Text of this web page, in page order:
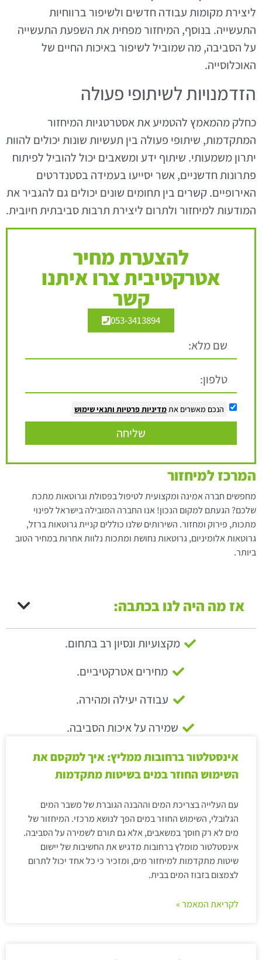
ליצירת מקומות עבודה חדשים ולשיפור ברווחיות
התעשייה. בנוסף, המיחזור מפחית את השפעת התעשייה
על הסביבה, מה שמוביל לשיפור באיכות החיים של
האוכלוסייה.
הזדמנויות לשיתופי פעולה
כחלק מהמאמץ להטמיע את אסטרטגיות המיחזור
המתקדמות, שיתופי פעולה בין תעשיות שונות יכולים להוות
יתרון משמעותי. שיתוף ידע ומשאבים יכול להוביל לפיתוח
פתרונות חדשניים, אשר יסייעו בעמידה בסטנדרטים
האירופיים. קשרים בין תחומים שונים יכולים גם להגביר את
המודעות למיחזור ולתרום ליצירת תרבות סביבתית חיובית.
להצערת מחיר
אטרקטיבית צרו איתנו
קשר
053-3413894
הנכם מאשרים אתמדיניות פרטיות ותנאי שימוש
שליחה
המרכז למיחזור
מחפשים חברה אמינה ומקצועית לטיפול בפסולת וגרוטאות מתכת
שלכם? הגעתם למקום הנכון! אנו החברה המובילה בישראל לפינוי
מתכות, פירוק ומחזור. השירותים שלנו כוללים קניית גרוטאות ברזל,
גרוטאות אלומיניום, גרוטאות נחושת ומתכות נלוות אחרות במחיר הטוב
ביותר.
אז מה היה לנו בכתבה:
מקצועיות ונסיון רב בתחום.
מחירים אטרקטיביים.
עבודה יעילה ומהירה.
שמירה על איכות הסביבה.
אינסטלטור ברחובות ממליץ: איך למקסם את
השימוש החוזר במים בשיטות מתקדמות
עם העלייה בצריכת המים וההבנה הגוברת של משבר המים
הגלובלי, השימוש החוזר במים הפך לנושא מרכזי. המיחזור של
מים לא רק חוסך במשאבים, אלא גם תורם לשמירה על הסביבה.
אינסטלטור מומלץ ברחובות מדגיש את החשיבות של יישום
שיטות מתקדמות למיחזור מים, ומזכיר כי כל אחד יכול לתרום
לצמצום בזבוז המים בבית.
לקריאת המאמר »